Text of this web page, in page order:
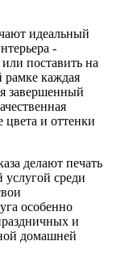
идеальный
-
поставить на
рамке каждая
завершенный
цвета и оттенки
делают печать
среди
особенно
и
домашней